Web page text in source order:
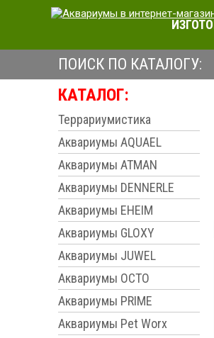
ПОИСК ПО КАТАЛОГУ:
КАТАЛОГ:
Террариумистика
Аквариумы AQUAEL
Аквариумы ATMAN
Аквариумы DENNERLE
Аквариумы EHEIM
Аквариумы GLOXY
Аквариумы JUWEL
Аквариумы OCTO
Аквариумы PRIME
Аквариумы Pet Worx